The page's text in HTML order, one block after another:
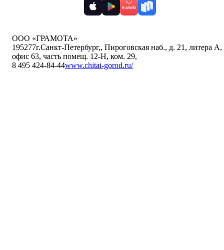
ООО «ГРАМОТА»
195277г.Санкт-Петербург,, Пироговская наб., д. 21, литера А,
офис 63, часть помещ. 12-Н, ком. 29,
8 495 424-84-44www.chitai-gorod.ru/